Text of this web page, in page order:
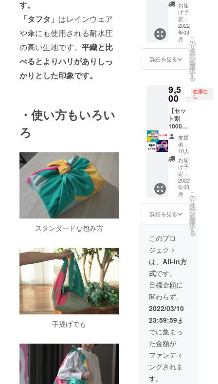
す。
「タフタ」 はレインウェア
や傘にも使用される耐水圧
の高い生地です。 平織と比
べるとよりハリがありしっ
かりとした印象です。
・使い方もいろい
ろ
スタンダードな包み方
手提げでも
ンから
お選び
くださ
い。 ・
見学時
期につ
新型コ
ロナウ
状況を
考慮し
た上
で、プ
ロジェ
クト終
了後に
改めて
登録
メール
アドレ
スへご
連絡し
ます。
・風呂
は「ふ
くたん
なりま
す。
い。 ・
お渡し
する風
呂敷の
種類は
すべて
福島県
柄にな
125×12
5(cm)
・内
容：風
呂敷1
枚 取
扱説明
書 ・素
100％ ※
製造上
の都合
により
配送時
期が遅
れる可
能性が
ござい
ます。
福島県
柄・ふ
くたん
柄（平
織）2枚
セッ
ト】 平
織素材
で柄が
異なる2
トで
す。普
段遣
い・非
常用と
用途別
に使い
分けも
できま
す。 2
枚セッ
トを3月
以降に
お届け
しま
す。 ・
サイ
m ・内
容：風
呂敷2
枚 取
扱説明
書 ・素
材：ポ
リエス
テル
100％ ※
製造上
の都合
により
配送時
期が遅
れる可
能性が
ござい
お届
け予
定：
2022
年03
月
詳細を見る
こ
の
リ
タ
ー
ン
を
選
択
す
る
9,5
00 円
在庫な
し
【セッ
ト割
1000円
OFF
防災風
呂敷
福島県
柄（タ
タ）・
ふくた
ん柄
（平
織）2枚
セッ
ト】 生
地が異
なる2枚
セット
です。
ピクト
グラム
が大き
めのふ
くたん
柄に、
耐水圧
の高い
タフタ
の構成
で災害
時に頼
れる
セット
支援
者：
10人
お届
け予
定：
2022
年03
月
詳細を見る
こ
の
リ
タ
ー
ン
を
選
択
す
る
このプロ
ジェクト
は、 All-In方
式です。
目標金額に
関わらず、
2022/03/10
23:59:59ま
でに集まっ
た金額が
ファンディ
ングされま
す。